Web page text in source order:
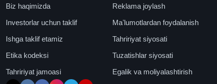
Biz haqimizda
Reklama joylash
Investorlar uchun taklif
Maʼlumotlardan foydalanish
Ishga taklif etamiz
Tahririyat siyosati
Etika kodeksi
Tuzatishlar siyosati
Tahririyat jamoasi
Egalik va moliyalashtirish